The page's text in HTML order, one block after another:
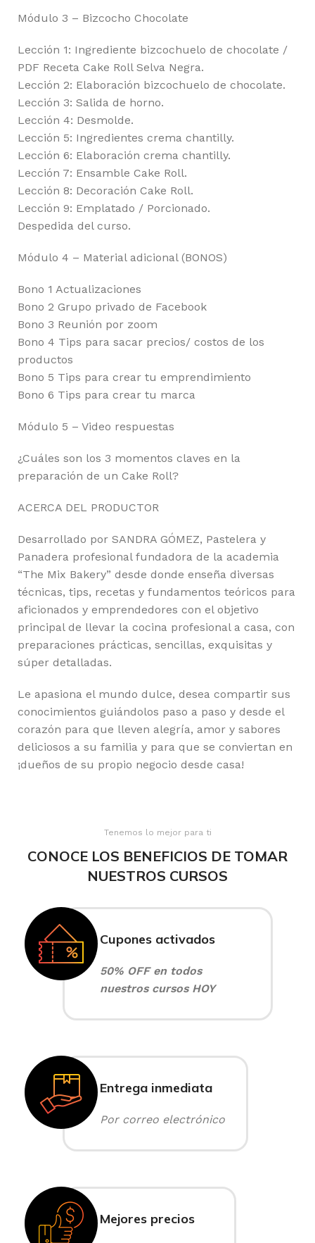
Módulo 3 – Bizcocho Chocolate
Lección 1: Ingrediente bizcochuelo de chocolate /
PDF Receta Cake Roll Selva Negra.
Lección 2: Elaboración bizcochuelo de chocolate.
Lección 3: Salida de horno.
Lección 4: Desmolde.
Lección 5: Ingredientes crema chantilly.
Lección 6: Elaboración crema chantilly.
Lección 7: Ensamble Cake Roll.
Lección 8: Decoración Cake Roll.
Lección 9: Emplatado / Porcionado.
Despedida del curso.
Módulo 4 – Material adicional (BONOS)
Bono 1 Actualizaciones
Bono 2 Grupo privado de Facebook
Bono 3 Reunión por zoom
Bono 4 Tips para sacar precios/ costos de los
productos
Bono 5 Tips para crear tu emprendimiento
Bono 6 Tips para crear tu marca
Módulo 5 – Video respuestas
¿Cuáles son los 3 momentos claves en la
preparación de un Cake Roll?
ACERCA DEL PRODUCTOR
Desarrollado por SANDRA GÓMEZ, Pastelera y
Panadera profesional fundadora de la academia
“The Mix Bakery” desde donde enseña diversas
técnicas, tips, recetas y fundamentos teóricos para
aficionados y emprendedores con el objetivo
principal de llevar la cocina profesional a casa, con
preparaciones prácticas, sencillas, exquisitas y
súper detalladas.
Le apasiona el mundo dulce, desea compartir sus
conocimientos guiándolos paso a paso y desde el
corazón para que lleven alegría, amor y sabores
deliciosos a su familia y para que se conviertan en
¡dueños de su propio negocio desde casa!
Tenemos lo mejor para ti
CONOCE LOS BENEFICIOS DE TOMAR
NUESTROS CURSOS
Cupones activados
50% OFF en todos
nuestros cursos HOY
Entrega inmediata
Por correo electrónico
Mejores precios